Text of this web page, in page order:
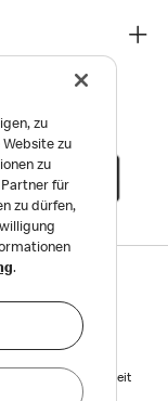
zur Barrierefreiheit
zu
zu
zu
für
zu dürfen,
.